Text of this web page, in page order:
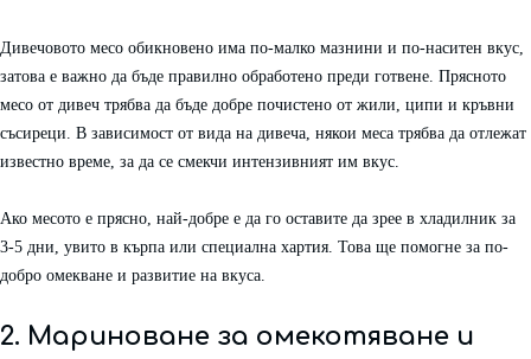
Дивечовото месо обикновено има по-малко мазнини и по-наситен вкус,
затова е важно да бъде правилно обработено преди готвене. Прясното
месо от дивеч трябва да бъде добре почистено от жили, ципи и кръвни
съсиреци. В зависимост от вида на дивеча, някои меса трябва да отлежат
известно време, за да се смекчи интензивният им вкус.
Ако месото е прясно, най-добре е да го оставите да зрее в хладилник за
3-5 дни, увито в кърпа или специална хартия. Това ще помогне за по-
добро омекване и развитие на вкуса.
2. Мариноване за омекотяване и